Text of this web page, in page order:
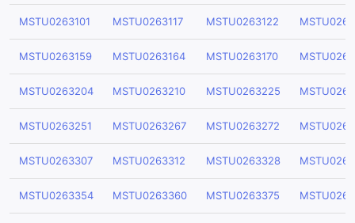
MSTU0263101 MSTU0263117 MSTU0263122
MSTU0263159 MSTU0263164 MSTU0263170
MSTU0263204 MSTU0263210 MSTU0263225
MSTU0263251 MSTU0263267 MSTU0263272
MSTU0263307 MSTU0263312 MSTU0263328
MSTU0263354 MSTU0263360 MSTU0263375